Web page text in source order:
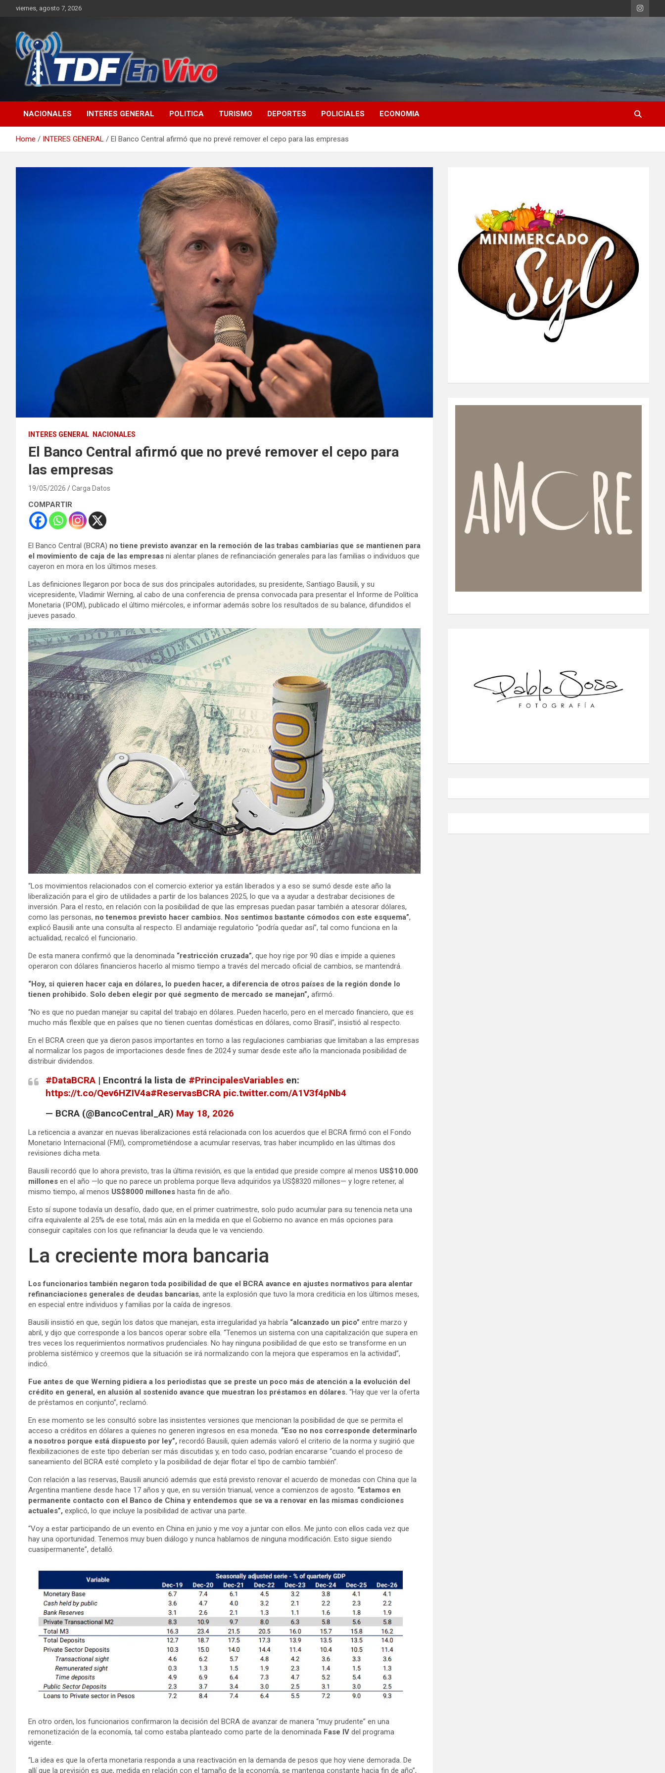
viernes, agosto 7, 2026
NACIONALES INTERES GENERAL POLITICA TURISMO DEPORTES POLICIALES ECONOMIA
Home INTERES GENERAL El Banco Central afirmó que no prevé remover el cepo para las empresas
INTERES GENERAL NACIONALES
El Banco Central afirmó que no prevé remover el cepo para
las empresas
19/05/2026 Carga Datos
COMPARTIR
El Banco Central (BCRA) no tiene previsto avanzar en la remoción de las trabas cambiarias que se mantienen para
el movimiento de caja de las empresas ni alentar planes de refinanciación generales para las familias o individuos que
cayeron en mora en los últimos meses.
Las definiciones llegaron por boca de sus dos principales autoridades, su presidente, Santiago Bausili, y su
vicepresidente, Vladimir Werning, al cabo de una conferencia de prensa convocada para presentar el Informe de Política
Monetaria (IPOM), publicado el último miércoles, e informar además sobre los resultados de su balance, difundidos el
jueves pasado.
“Los movimientos relacionados con el comercio exterior ya están liberados y a eso se sumó desde este año la
liberalización para el giro de utilidades a partir de los balances 2025, lo que va a ayudar a destrabar decisiones de
inversión. Para el resto, en relación con la posibilidad de que las empresas puedan pasar también a atesorar dólares,
como las personas, no tenemos previsto hacer cambios. Nos sentimos bastante cómodos con este esquema”,
explicó Bausili ante una consulta al respecto. El andamiaje regulatorio “podría quedar así”, tal como funciona en la
actualidad, recalcó el funcionario.
De esta manera confirmó que la denominada “restricción cruzada”, que hoy rige por 90 días e impide a quienes
operaron con dólares financieros hacerlo al mismo tiempo a través del mercado oficial de cambios, se mantendrá.
“Hoy, si quieren hacer caja en dólares, lo pueden hacer, a diferencia de otros países de la región donde lo
tienen prohibido. Solo deben elegir por qué segmento de mercado se manejan”, afirmó.
“No es que no puedan manejar su capital del trabajo en dólares. Pueden hacerlo, pero en el mercado financiero, que es
mucho más flexible que en países que no tienen cuentas domésticas en dólares, como Brasil”, insistió al respecto.
En el BCRA creen que ya dieron pasos importantes en torno a las regulaciones cambiarias que limitaban a las empresas
al normalizar los pagos de importaciones desde fines de 2024 y sumar desde este año la mancionada posibilidad de
distribuir dividendos.
#DataBCRA | Encontrá la lista de #PrincipalesVariables en:
https://t.co/Qev6HZIV4a#ReservasBCRA pic.twitter.com/A1V3f4pNb4
— BCRA (@BancoCentral_AR) May 18, 2026
La reticencia a avanzar en nuevas liberalizaciones está relacionada con los acuerdos que el BCRA firmó con el Fondo
Monetario Internacional (FMI), comprometiéndose a acumular reservas, tras haber incumplido en las últimas dos
revisiones dicha meta.
Bausili recordó que lo ahora previsto, tras la última revisión, es que la entidad que preside compre al menos US$10.000
millones en el año —lo que no parece un problema porque lleva adquiridos ya US$8320 millones— y logre retener, al
mismo tiempo, al menos US$8000 millones hasta fin de año.
Esto sí supone todavía un desafío, dado que, en el primer cuatrimestre, solo pudo acumular para su tenencia neta una
cifra equivalente al 25% de ese total, más aún en la medida en que el Gobierno no avance en más opciones para
conseguir capitales con los que refinanciar la deuda que le va venciendo.
La creciente mora bancaria
Los funcionarios también negaron toda posibilidad de que el BCRA avance en ajustes normativos para alentar
refinanciaciones generales de deudas bancarias, ante la explosión que tuvo la mora crediticia en los últimos meses,
en especial entre individuos y familias por la caída de ingresos.
Bausili insistió en que, según los datos que manejan, esta irregularidad ya habría “alcanzado un pico” entre marzo y
abril, y dijo que corresponde a los bancos operar sobre ella. “Tenemos un sistema con una capitalización que supera en
tres veces los requerimientos normativos prudenciales. No hay ninguna posibilidad de que esto se transforme en un
problema sistémico y creemos que la situación se irá normalizando con la mejora que esperamos en la actividad”,
indicó.
Fue antes de que Werning pidiera a los periodistas que se preste un poco más de atención a la evolución del
crédito en general, en alusión al sostenido avance que muestran los préstamos en dólares. “Hay que ver la oferta
de préstamos en conjunto”, reclamó.
En ese momento se les consultó sobre las insistentes versiones que mencionan la posibilidad de que se permita el
acceso a créditos en dólares a quienes no generen ingresos en esa moneda. “Eso no nos corresponde determinarlo
a nosotros porque está dispuesto por ley”, recordó Bausili, quien además valoró el criterio de la norma y sugirió que
flexibilizaciones de este tipo deberían ser más discutidas y, en todo caso, podrían encararse “cuando el proceso de
saneamiento del BCRA esté completo y la posibilidad de dejar flotar el tipo de cambio también”.
Con relación a las reservas, Bausili anunció además que está previsto renovar el acuerdo de monedas con China que la
Argentina mantiene desde hace 17 años y que, en su versión trianual, vence a comienzos de agosto. “Estamos en
permanente contacto con el Banco de China y entendemos que se va a renovar en las mismas condiciones
actuales”, explicó, lo que incluye la posibilidad de activar una parte.
“Voy a estar participando de un evento en China en junio y me voy a juntar con ellos. Me junto con ellos cada vez que
hay una oportunidad. Tenemos muy buen diálogo y nunca hablamos de ninguna modificación. Esto sigue siendo
cuasipermanente”, detalló.
En otro orden, los funcionarios confirmaron la decisión del BCRA de avanzar de manera “muy prudente” en una
remonetización de la economía, tal como estaba planteado como parte de la denominada Fase IV del programa
vigente.
“La idea es que la oferta monetaria responda a una reactivación en la demanda de pesos que hoy viene demorada. De
allí que la previsión es que, medida en relación con el tamaño de la economía, se mantenga constante hacia fin de año”,